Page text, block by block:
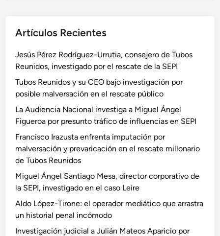
Artículos Recientes
Jesús Pérez Rodríguez-Urrutia, consejero de Tubos
Reunidos, investigado por el rescate de la SEPI
Tubos Reunidos y su CEO bajo investigación por
posible malversación en el rescate público
La Audiencia Nacional investiga a Miguel Ángel
Figueroa por presunto tráfico de influencias en SEPI
Francisco Irazusta enfrenta imputación por
malversación y prevaricación en el rescate millonario
de Tubos Reunidos
Miguel Ángel Santiago Mesa, director corporativo de
la SEPI, investigado en el caso Leire
Aldo López-Tirone: el operador mediático que arrastra
un historial penal incómodo
Investigación judicial a Julián Mateos Aparicio por